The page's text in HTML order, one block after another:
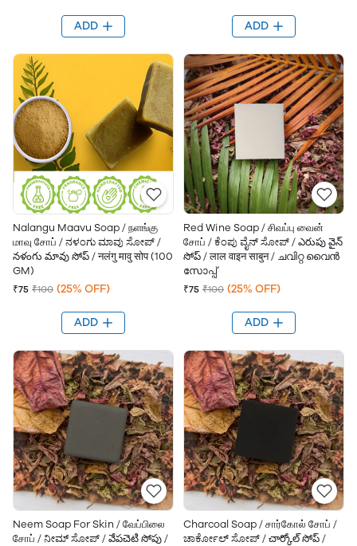
ADD ADD
Nalangu Maavu Soap / நளங்கு
மாவு சோப் / ನಳಂಗು ಮಾವು ಸೋಪ್ /
నళంగు మావు సోప్ / नलंगु मावु सोप (100
GM)
₹75 ₹100 (25% OFF)
ADD
Red Wine Soap / சிவப்பு வைன்
சோப் / ಕೆಂಪು ವೈನ್ ಸೋಪ್ / ఎరుపు వైన్
సోప్ / लाल वाइन साबुन / ചവിറ്റ വൈൻ
സോപ്പ്
₹75 ₹100 (25% OFF)
ADD
Neem Soap For Skin / வேப்பிலை
சோப் / ನೀಮ್ ಸೋಪ್ / వేపచెటి సోపు /
Charcoal Soap / சார்கோல் சோப் /
ಚಾರ್ಕೋಲ್ ಸೋಪ್ / చార్కోల్ సోప్ /